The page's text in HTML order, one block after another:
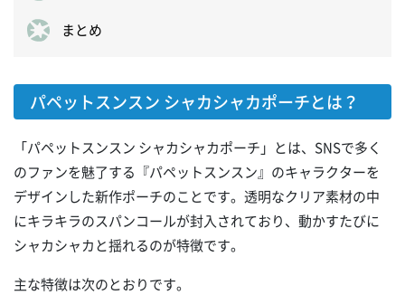
まとめ
パペットスンスン シャカシャカポーチとは？
「パペットスンスン シャカシャカポーチ」とは、SNSで多く
のファンを魅了する『パペットスンスン』のキャラクターを
デザインした新作ポーチのことです。透明なクリア素材の中
にキラキラのスパンコールが封入されており、動かすたびに
シャカシャカと揺れるのが特徴です。
主な特徴は次のとおりです。